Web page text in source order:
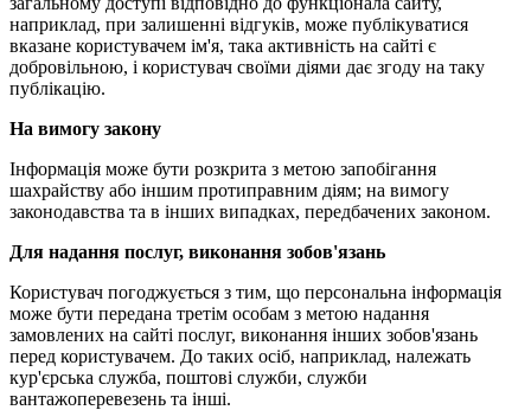
наприклад, при залишенні відгуків, може публікуватися
вказане користувачем ім'я, така активність на сайті є
добровільною, і користувач своїми діями дає згоду на таку
публікацію.
На вимогу закону
Інформація може бути розкрита з метою запобігання
шахрайству або іншим протиправним діям; на вимогу
законодавства та в інших випадках, передбачених законом.
Для надання послуг, виконання зобов'язань
Користувач погоджується з тим, що персональна інформація
може бути передана третім особам з метою надання
замовлених на сайті послуг, виконання інших зобов'язань
перед користувачем. До таких осіб, наприклад, належать
кур'єрська служба, поштові служби, служби
вантажоперевезень та інші.